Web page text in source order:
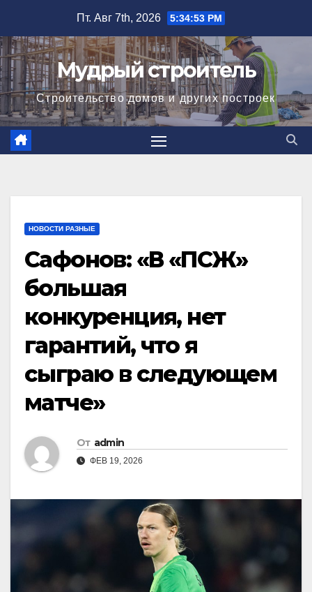
содержимому
Пт. Авг 7th, 2026 5:34:54 PM
Мудрый строитель
Строительство домов и других построек
НОВОСТИ РАЗНЫЕ
Сафонов: «В «ПСЖ»
большая
конкуренция, нет
гарантий, что я
сыграю в следующем
матче»
От admin
ФЕВ 19, 2026